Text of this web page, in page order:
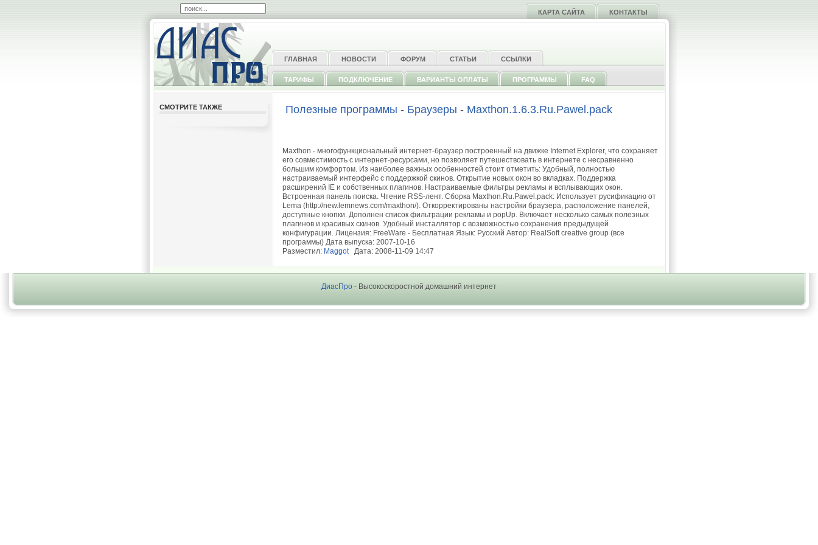
КАРТА САЙТА КОНТАКТЫ
ГЛАВНАЯ НОВОСТИ ФОРУМ СТАТЬИ ССЫЛКИ
ТАРИФЫ ПОДКЛЮЧЕНИЕ ВАРИАНТЫ ОПЛАТЫ ПРОГРАММЫ FAQ
СМОТРИТЕ ТАКЖЕ Полезные программы - Браузеры - Maxthon.1.6.3.Ru.Pawel.pack
Maxthon - многофункциональный интернет-браузер построенный на движке Internet Explorer, что сохраняет
его совместимость с интернет-ресурсами, но позволяет путешествовать в интернете с несравненно
большим комфортом. Из наиболее важных особенностей стоит отметить: Удобный, полностью
настраиваемый интерфейс с поддержкой скинов. Открытие новых окон во вкладках. Поддержка
расширений IE и собственных плагинов. Настраиваемые фильтры рекламы и всплывающих окон.
Встроенная панель поиска. Чтение RSS-лент. Сборка Maxthon.Ru.Pawel.pack: Использует русификацию от
Lemа (http://new.lemnews.com/maxthon/). Откорректированы настройки браузера, расположение панелей,
доступные кнопки. Дополнен список фильтрации рекламы и popUp. Включает несколько самых полезных
плагинов и красивых скинов. Удобный инсталлятор с возможностью сохранения предыдущей
конфигурации. Лицензия: FreeWare - Бесплатная Язык: Русский Автор: RealSoft creative group (все
программы) Дата выпуска: 2007-10-16
Разместил: MaggotДата: 2008-11-09 14:47
ДиасПро - Высокоскоростной домашний интернет